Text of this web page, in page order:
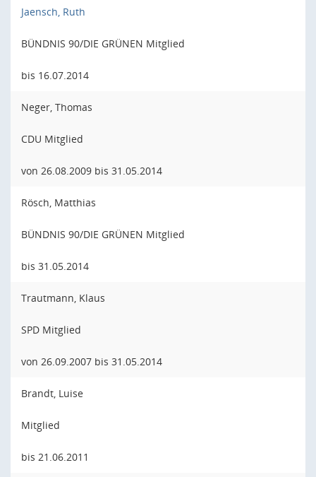
Jaensch, Ruth
BÜNDNIS 90/DIE GRÜNEN Mitglied
bis 16.07.2014
Neger, Thomas
CDU Mitglied
von 26.08.2009 bis 31.05.2014
Rösch, Matthias
BÜNDNIS 90/DIE GRÜNEN Mitglied
bis 31.05.2014
Trautmann, Klaus
SPD Mitglied
von 26.09.2007 bis 31.05.2014
Brandt, Luise
Mitglied
bis 21.06.2011